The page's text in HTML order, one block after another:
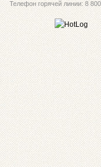
Телефон горячей линии: 8